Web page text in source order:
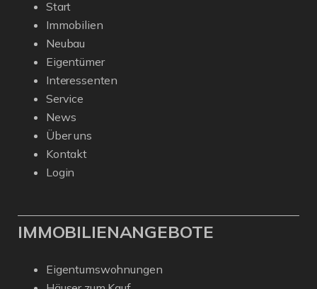
Start
Immobilien
Neubau
Eigentümer
Interessenten
Service
News
Über uns
Kontakt
Login
IMMOBILIENANGEBOTE
Eigentumswohnungen